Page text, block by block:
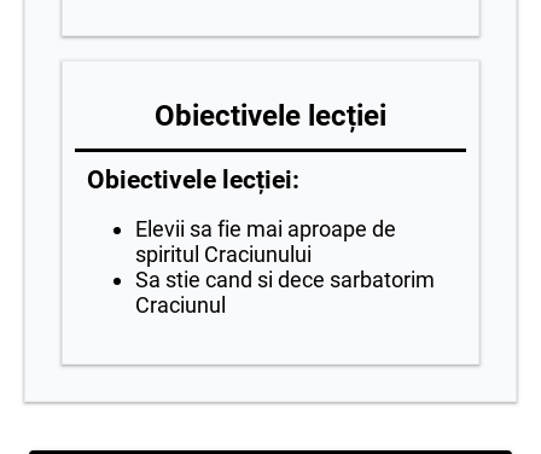
Obiectivele lecției
Obiectivele lecției:
Elevii sa fie mai aproape de
spiritul Craciunului
Sa stie cand si dece sarbatorim
Craciunul